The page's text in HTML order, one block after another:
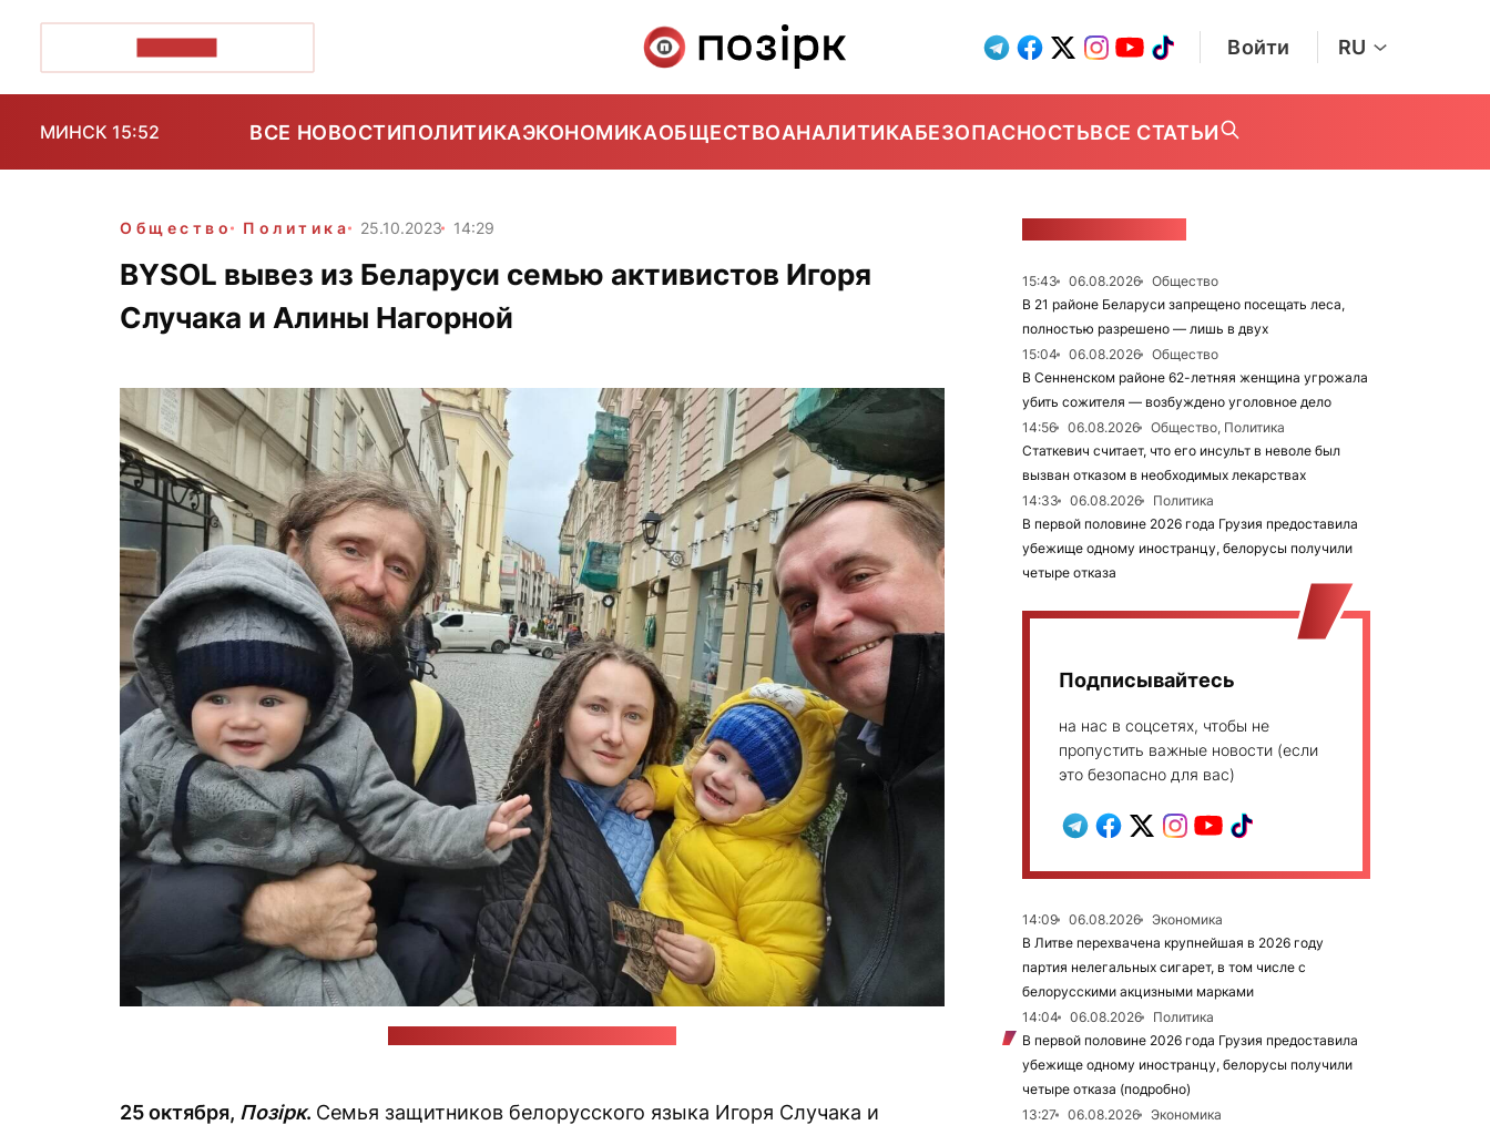
Войти RU
МИНСК 15:52 ВСЕ НОВОСТИПОЛИТИКАЭКОНОМИКАОБЩЕСТВОАНАЛИТИКАБЕЗОПАСНОСТЬВСЕ СТАТЬИ
Общество Политика 25.10.2023 14:29
BYSOL вывез из Беларуси семью активистов Игоря
Случака и Алины Нагорной
25 октября, Позірк. Семья защитников белорусского языка Игоря Случака и
15:43 06.08.2026
Общество
В 21 районе Беларуси запрещено посещать леса,
полностью разрешено — лишь в двух
15:04
06.08.2026
Общество
В Сенненском районе 62-летняя женщина угрожала
убить сожителя — возбуждено уголовное дело
14:56
06.08.2026
Общество, Политика
Статкевич считает, что его инсульт в неволе был
вызван отказом в необходимых лекарствах
14:33
06.08.2026
Политика
В первой половине 2026 года Грузия предоставила
убежище одному иностранцу, белорусы получили
четыре отказа
Подписывайтесь
на нас в соцсетях, чтобы не
пропустить важные новости (если
это безопасно для вас)
14:09 06.08.2026
Экономика
В Литве перехвачена крупнейшая в 2026 году
партия нелегальных сигарет, в том числе с
белорусскими акцизными марками
14:04
06.08.2026
Политика
В первой половине 2026 года Грузия предоставила
убежище одному иностранцу, белорусы получили
четыре отказа (подробно)
13:27
06.08.2026
Экономика